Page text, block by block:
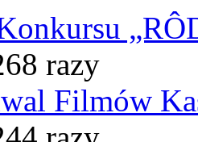
razy
Filmów